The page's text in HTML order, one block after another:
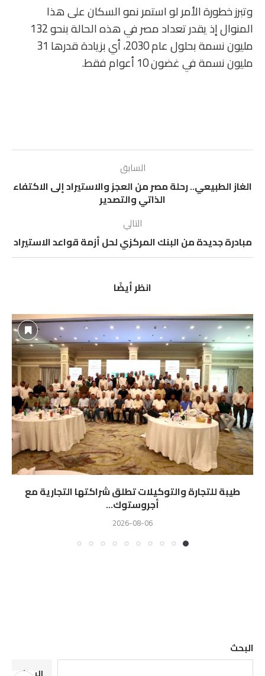
وتبرز خطورة الأمر لو استمر نمو السكان على هذا
المنوال إذ يقدر تعداد مصر في هذه الحالة بنحو 132
مليون نسمة بحلول عام 2030، أي بزيادة قدرها 31
مليون نسمة في غضون 10 أعوام فقط
.
السابق
الغاز الطبيعي.. رحلة مصر من العجز والاستيراد إلى الاكتفاء
الذاتي والتصدير
التالي
مبادرة جديدة من البنك المركزي لحل أزمة قواعد الاستيراد
انظر أيضًا
طيبة للتجارة والتوكيلات تطلق شراكتها التجارية مع
أجروستوك...
2026-08-06
البحث